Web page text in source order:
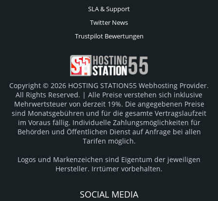
SLA & Support
Twitter News
Trustpilot Bewertungen
Copyright © 2026 HOSTING STATION55 Webhosting Provider.
All Rights Reserved. | Alle Preise verstehen sich inklusive
Mehrwertsteuer von derzeit 19%. Die angegebenen Preise
sind Monatsgebühren und für die gesamte Vertragslaufzeit
im Voraus fällig. Individuelle Zahlungsmöglichkeiten für
Behörden und Öffentlichen Dienst auf Anfrage bei allen
Tarifen möglich.
Logos und Markenzeichen sind Eigentum der jeweiligen
Hersteller. Irrtümer vorbehalten.
SOCIAL MEDIA